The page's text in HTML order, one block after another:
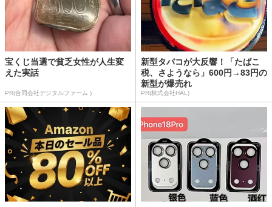
宝くじ当選で貧乏女性が人生変
えた実話
PR(合同会社デジタルファーム )
新型タバコが大反響！「たばこ
税、さようなら」600円→83円の
新型が爆売れ
PR(株式会社HAL)